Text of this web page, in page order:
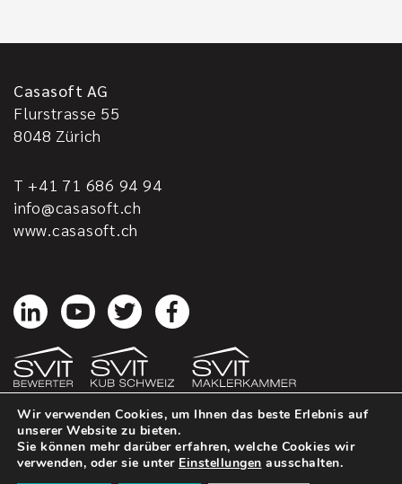
Casasoft AG
Flurstrasse 55
8048 Zürich
T +41 71 686 94 94
info@casasoft.ch
www.casasoft.ch
casasoft.ch© All rights reserved.
Impressum
Datenschutz
Wir verwenden Cookies, um Ihnen das beste Erlebnis auf
unserer Website zu bieten.
Sie können mehr darüber erfahren, welche Cookies wir
verwenden, oder sie unter Einstellungen ausschalten.